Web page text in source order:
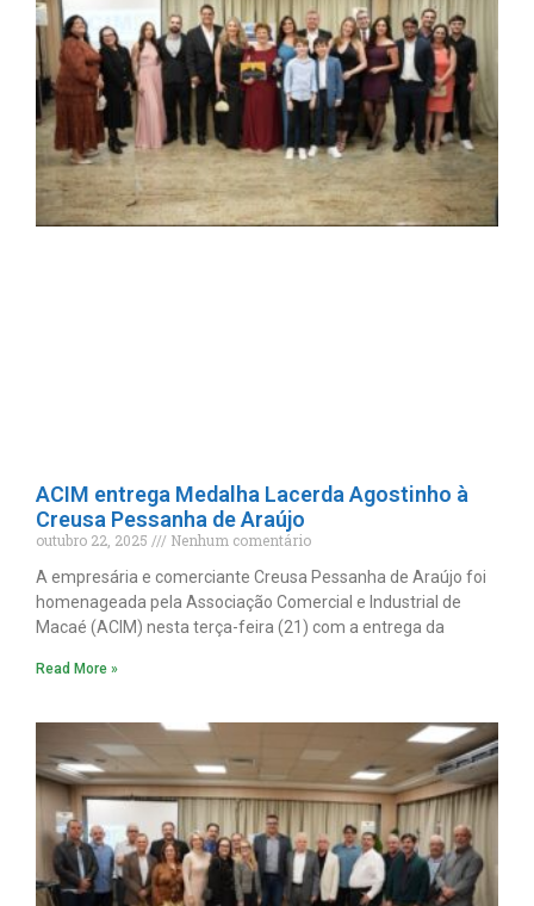
ACIM entrega Medalha Lacerda Agostinho à
Creusa Pessanha de Araújo
outubro 22, 2025
Nenhum comentário
A empresária e comerciante Creusa Pessanha de Araújo foi
homenageada pela Associação Comercial e Industrial de
Macaé (ACIM) nesta terça-feira (21) com a entrega da
Read More »